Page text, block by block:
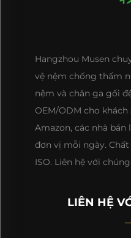
Hangzhou Musen
vệ nệm chống thấm
nệm và chăn ga gối
OEM/ODM cho
Amazon, các nhà bán
đơn vị mỗi ngày.
ISO. Liên hệ với
LIÊN HỆ